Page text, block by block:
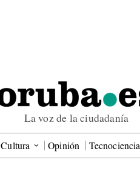
La voz de la ciudadanía
Cultura Opinión Tecnociencia